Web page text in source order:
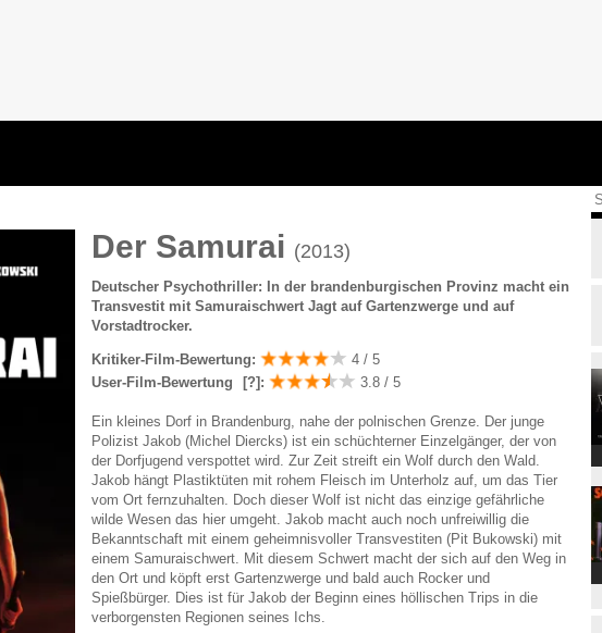
Der Samurai (2013)
Deutscher Psychothriller: In der brandenburgischen Provinz macht ein
Transvestit mit Samuraischwert Jagt auf Gartenzwerge und auf
Vorstadtrocker.
Kritiker-Film-Bewertung:
4 / 5
User-Film-Bewertung
[?] : 3.8 / 5
Ein kleines Dorf in Brandenburg, nahe der polnischen Grenze. Der junge
Polizist Jakob (Michel Diercks) ist ein schüchterner Einzelgänger, der von
der Dorfjugend verspottet wird. Zur Zeit streift ein Wolf durch den Wald.
Jakob hängt Plastiktüten mit rohem Fleisch im Unterholz auf, um das Tier
vom Ort fernzuhalten. Doch dieser Wolf ist nicht das einzige gefährliche
wilde Wesen das hier umgeht. Jakob macht auch noch unfreiwillig die
Bekanntschaft mit einem geheimnisvoller Transvestiten (Pit Bukowski) mit
einem Samuraischwert. Mit diesem Schwert macht der sich auf den Weg in
den Ort und köpft erst Gartenzwerge und bald auch Rocker und
Spießbürger. Dies ist für Jakob der Beginn eines höllischen Trips in die
verborgensten Regionen seines Ichs.